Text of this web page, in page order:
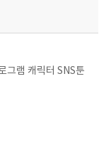
그램 캐릭터 SNS툰